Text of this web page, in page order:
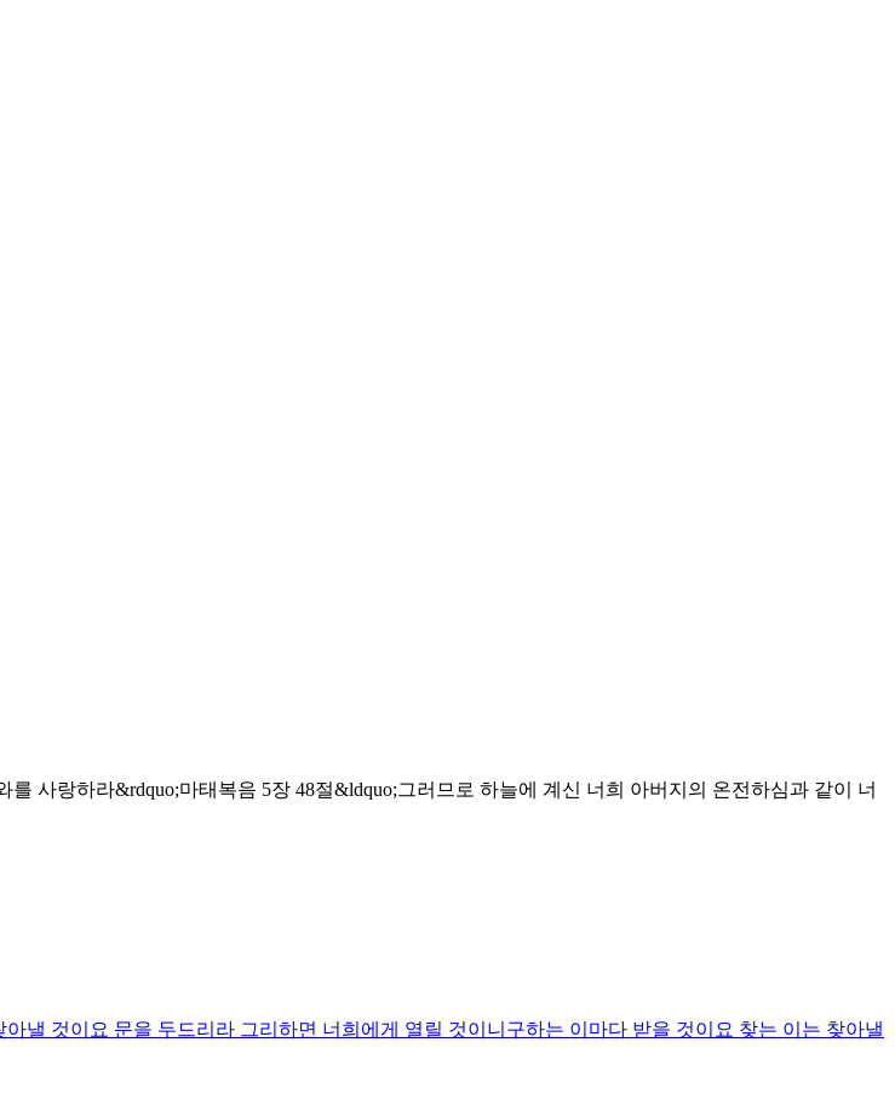
사랑하라&rdquo;마태복음 5장 48절&ldquo;그러므로 하늘에 계신 너희 아버지의 온전하심과 같이 너
낼 것이요 문을 두드리라 그리하면 너희에게 열릴 것이니구하는 이마다 받을 것이요 찾는 이는 찾아낼